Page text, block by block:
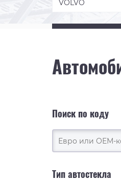
VOLVO
Поиск по коду
Тип автостекла